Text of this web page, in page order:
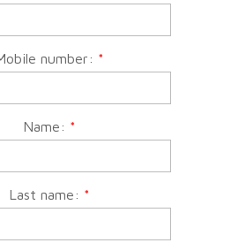
number: *
Name: *
Last name: *